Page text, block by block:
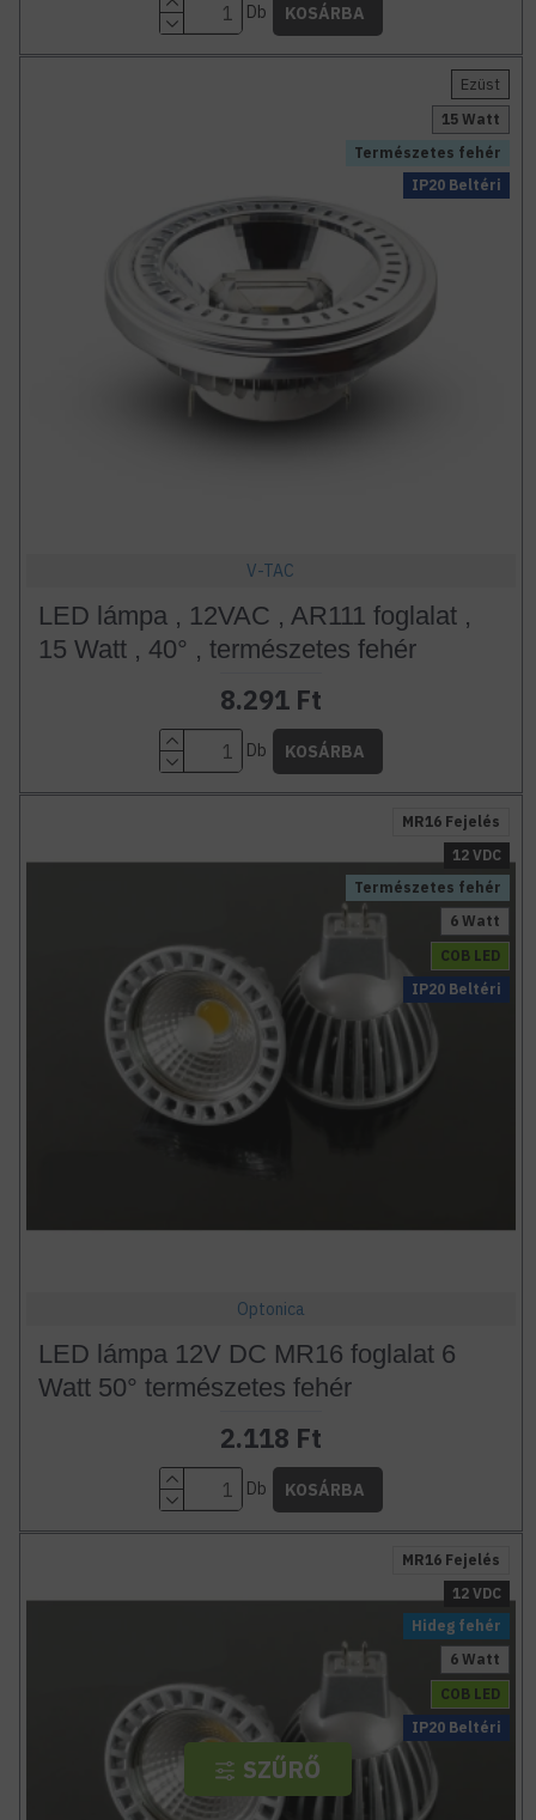
Db KOSÁRBA
Természetes fehér
IP20 Beltéri
Ezüst
15 Watt
V-TAC
LED lámpa , 12VAC , AR111 foglalat ,
15 Watt , 40° , természetes fehér
8.291 Ft
Db KOSÁRBA
Természetes fehér
MR16 Fejelés
6 Watt
IP20 Beltéri
COB LED
12 VDC
Optonica
LED lámpa 12V DC MR16 foglalat 6
Watt 50° természetes fehér
2.118 Ft
Db KOSÁRBA
Hideg fehér
MR16 Fejelés
6 Watt
IP20 Beltéri
COB LED
12 VDC
SZŰRŐ